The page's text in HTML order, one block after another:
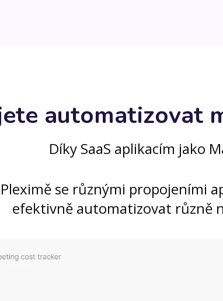
automatizovat
Díky SaaS aplikacím jako
se různými propojeními
efektivně automatizovat různě